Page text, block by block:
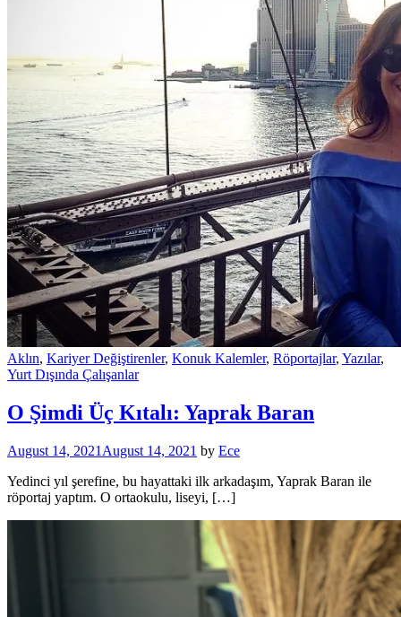
Aklın, Kariyer Değiştirenler, Konuk Kalemler, Röportajlar, Yazılar,
Yurt Dışında Çalışanlar
O Şimdi Üç Kıtalı: Yaprak Baran
August 14, 2021 August 14, 2021 by Ece
Yedinci yıl şerefine, bu hayattaki ilk arkadaşım, Yaprak Baran ile
röportaj yaptım. O ortaokulu, liseyi, […]